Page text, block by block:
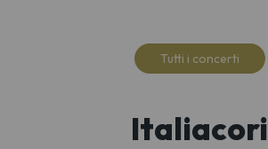
Tutti i concerti
Italiacori